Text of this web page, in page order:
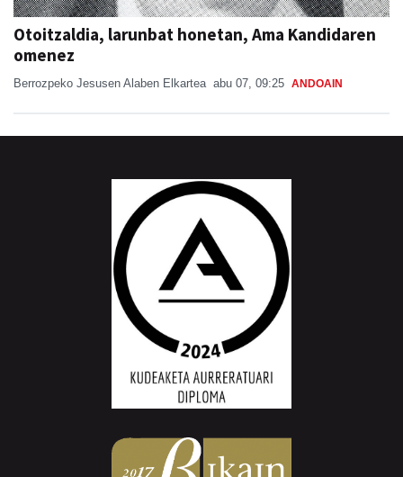
Otoitzaldia, larunbat honetan, Ama Kandidaren
omenez
Berrozpeko Jesusen Alaben Elkartea abu 07, 09:25 ANDOAIN